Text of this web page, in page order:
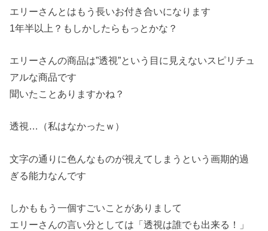
エリーさんとはもう長いお付き合いになります
1年半以上？もしかしたらもっとかな？
エリーさんの商品は”透視”という目に見えないスピリチュ
アルな商品です
聞いたことありますかね？
透視…（私はなかったｗ）
文字の通りに色んなものが視えてしまうという画期的過
ぎる能力なんです
しかももう一個すごいことがありまして
エリーさんの言い分としては「透視は誰でも出来る！」